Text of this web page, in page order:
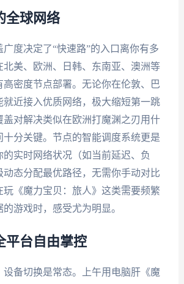
全球网络
度决定了“快速路”的入口离你有多
北美、欧洲、日韩、东南亚、澳洲等
高密度节点部署。无论你在伦敦、巴
就近接入优质网络，极大缩短第一跳
盖对解决类似在欧洲打魔渊之刃用什
十分关键。节点的智能调度系统更是
实时网络状况（如当前延迟、负
动态分配最优路径，无需你手动对比
玩《魔力宝贝：旅人》这类需要频繁
游戏时，感受尤为明显。
平台自由掌控
设备切换是常态。上午用电脑肝《魔